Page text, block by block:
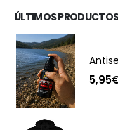
ÚLTIMOS
5,95